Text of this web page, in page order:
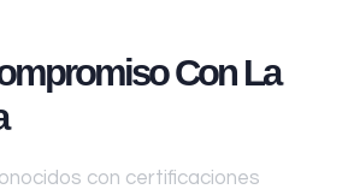
Con La
con certificaciones